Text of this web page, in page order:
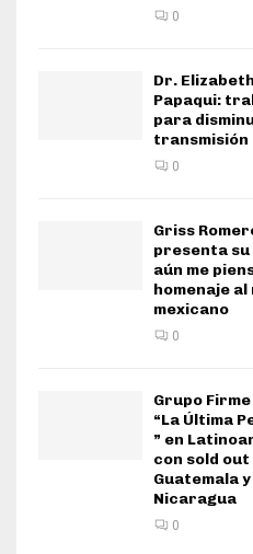
0
Dr. Elizabeth
Papaqui:
para
transmisión
0
Griss
presenta su
aún me
homenaje
mexicano
0
Grupo
“La Última
” en
con sold out
Guatemala y
Nicaragua
0